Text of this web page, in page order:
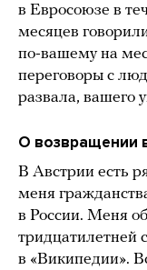
в Евросоюзе в
месяцев
по-вашему на
переговоры с
развала, вашего
О возвращении
В Австрии есть
меня
в России. Меня
тридцатилетней
в «Википедии».